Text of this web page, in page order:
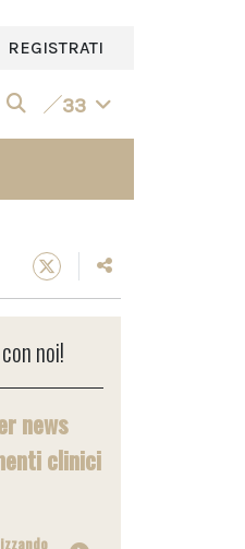
REGISTRATI
33
noi!
news
clinici